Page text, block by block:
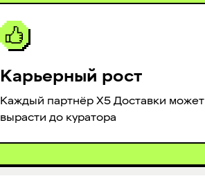
Карьерный рост
Каждый партнёр Х5 Доставки может
вырасти до куратора